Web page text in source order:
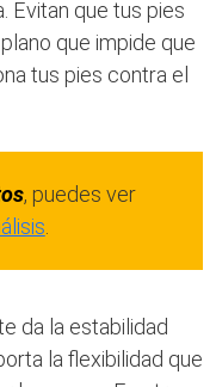
Evitan que tus pies
que impide que
tus pies contra el
, puedes ver
.
da la estabilidad
la flexibilidad que